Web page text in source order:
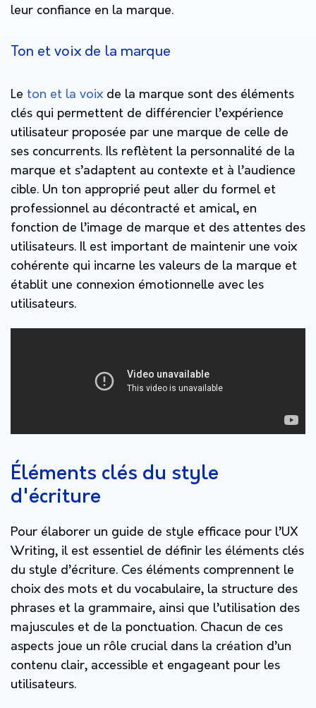
leur confiance en la marque.
Ton et voix de la marque
Le ton et la voix de la marque sont des éléments
clés qui permettent de différencier l’expérience
utilisateur proposée par une marque de celle de
ses concurrents. Ils reflètent la personnalité de la
marque et s’adaptent au contexte et à l’audience
cible. Un ton approprié peut aller du formel et
professionnel au décontracté et amical, en
fonction de l’image de marque et des attentes des
utilisateurs. Il est important de maintenir une voix
cohérente qui incarne les valeurs de la marque et
établit une connexion émotionnelle avec les
utilisateurs.
Éléments clés du style
d'écriture
Pour élaborer un guide de style efficace pour l’UX
Writing, il est essentiel de définir les éléments clés
du style d’écriture. Ces éléments comprennent le
choix des mots et du vocabulaire, la structure des
phrases et la grammaire, ainsi que l’utilisation des
majuscules et de la ponctuation. Chacun de ces
aspects joue un rôle crucial dans la création d’un
contenu clair, accessible et engageant pour les
utilisateurs.